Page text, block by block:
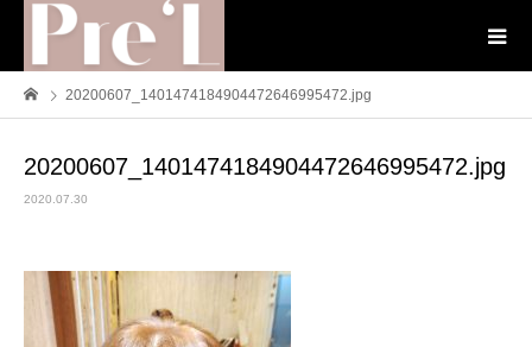
20200607_1401474184904472646995472.jpg
20200607_1401474184904472646995472.jpg
2020.07.30